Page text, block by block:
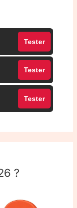
Tester
Tester
Tester
?